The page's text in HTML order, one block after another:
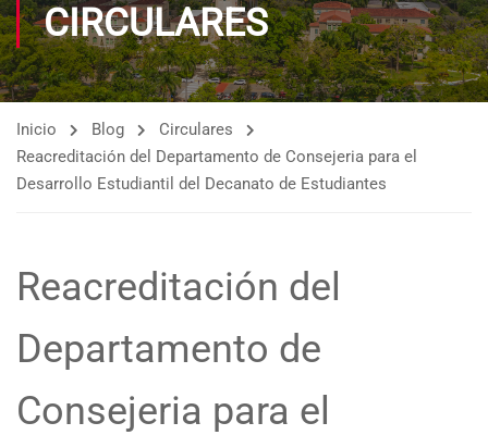
CIRCULARES
Inicio Blog
Circulares
Reacreditación del Departamento de Consejeria para el
Desarrollo Estudiantil del Decanato de Estudiantes
Reacreditación del
Departamento de
Consejeria para el